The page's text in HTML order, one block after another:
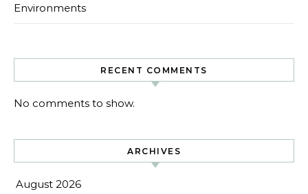
Environments
RECENT COMMENTS
No comments to show.
ARCHIVES
August 2026